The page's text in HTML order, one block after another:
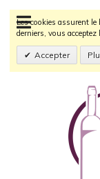
Les cookies assurent
derniers, vous
Accepter